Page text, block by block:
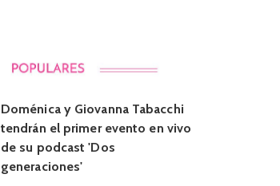
Doménica y Giovanna Tabacchi
tendrán el primer evento en vivo
de su podcast 'Dos
generaciones'